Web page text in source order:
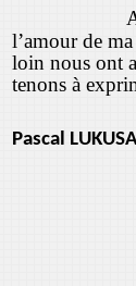
l’amour de
loin nous ont
tenons à
Pascal